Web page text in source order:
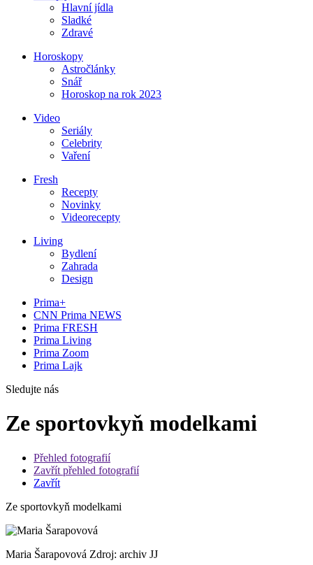
Hlavní jídla
Sladké
Zdravé
Horoskopy
Astročlánky
Snář
Horoskop na rok 2023
Video
Seriály
Celebrity
Vaření
Fresh
Recepty
Novinky
Videorecepty
Living
Bydlení
Zahrada
Design
Prima+
CNN Prima NEWS
Prima FRESH
Prima Living
Prima Zoom
Prima Lajk
Sledujte nás
Ze sportovkyň modelkami
Přehled fotografií
Zavřít přehled fotografií
Zavřít
Ze sportovkyň modelkami
Maria Šarapovová Zdroj: archiv JJ